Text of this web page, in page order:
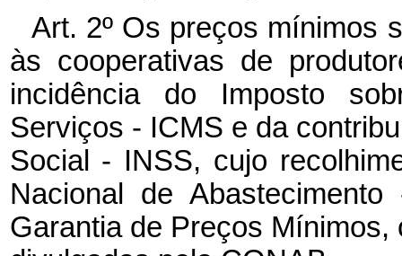
Art. 2º Os preços mínimos
às cooperativas de
incidência do Imposto
Serviços - ICMS e da
Social - INSS, cujo
Nacional de
Garantia de Preços